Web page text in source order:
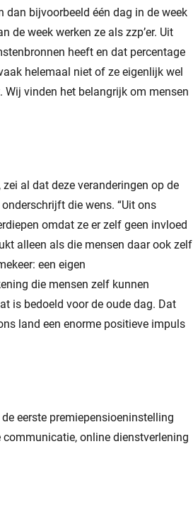
dan bijvoorbeeld één dag in de week
de week werken ze als zzp’er. Uit
heeft en dat percentage
helemaal niet of ze eigenlijk wel
vinden het belangrijk om mensen
al dat deze veranderingen op de
die wens. “Uit ons
omdat ze er zelf geen invloed
alleen als die mensen daar ook zelf
een eigen
die mensen zelf kunnen
is bedoeld voor de oude dag. Dat
land een enorme positieve impuls
eerste premiepensioeninstelling
communicatie, online dienstverlening